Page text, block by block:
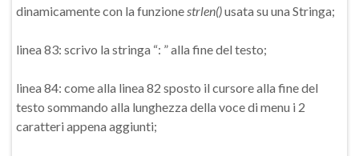
dinamicamente con la funzionestrlen()usata su una Stringa;
linea 83: scrivo la stringa “: ” alla fine del testo;
linea 84: come alla linea 82 sposto il cursore alla fine del
testo sommando alla lunghezza della voce di menu i 2
caratteri appena aggiunti;